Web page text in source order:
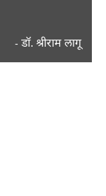
- डॉ. श्रीराम लागू